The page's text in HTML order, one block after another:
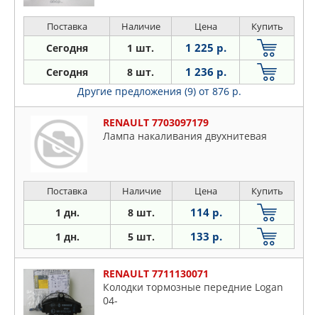
Поставка Наличие Цена Купить
Сегодня 1 шт. 1 225 р.
Сегодня 8 шт. 1 236 р.
Другие предложения (9) от 876 р.
RENAULT 7703097179
Лампа накаливания двухнитевая
Поставка Наличие Цена Купить
1 дн. 8 шт. 114 р.
1 дн. 5 шт. 133 р.
RENAULT 7711130071
Колодки тормозные передние Logan
04-